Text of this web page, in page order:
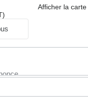
Afficher la carte